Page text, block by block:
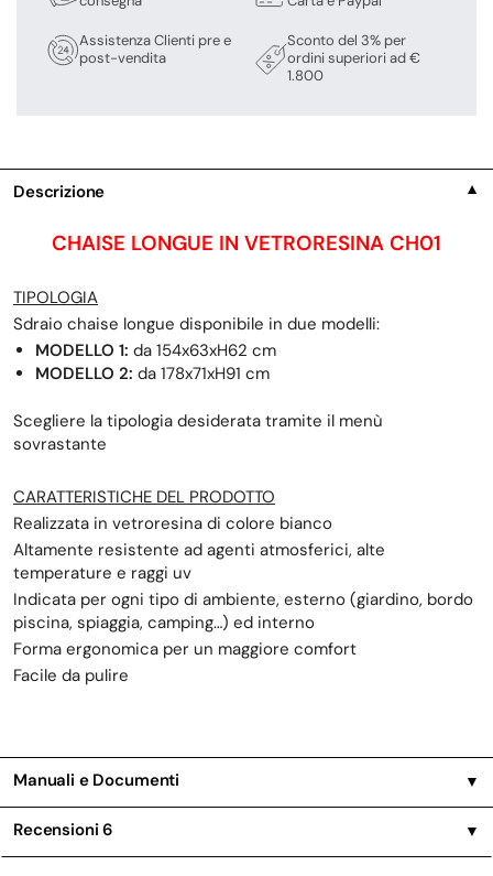
Assistenza Clienti pre e
post-vendita
Sconto del 3% per
ordini superiori ad €
1.800
Descrizione ▼
CHAISE LONGUE IN VETRORESINA CH01
TIPOLOGIA
Sdraio chaise longue disponibile in due modelli:
MODELLO 1: da 154x63xH62 cm
MODELLO 2: da 178x71xH91 cm
Scegliere la tipologia desiderata tramite il menù
sovrastante
CARATTERISTICHE DEL PRODOTTO
Realizzata in vetroresina di colore bianco
Altamente resistente ad agenti atmosferici, alte
temperature e raggi uv
Indicata per ogni tipo di ambiente, esterno (giardino, bordo
piscina, spiaggia, camping…) ed interno
Forma ergonomica per un maggiore comfort
Facile da pulire
Manuali e Documenti ▼
Recensioni6 ▼